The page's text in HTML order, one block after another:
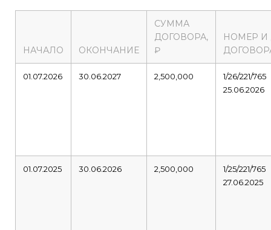
НАЧАЛО ОКОНЧАНИЕ
СУММА
ДОГОВОРА,
₽
НОМЕР И
01.07.2026 30.06.2027 2,500,000
1/26/221/765
25.06.2026
01.07.2025 30.06.2026 2,500,000
1/25/221/765
27.06.2025